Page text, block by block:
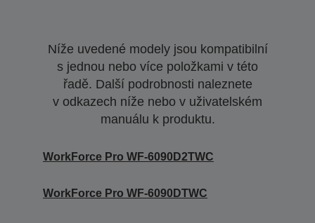
Níže uvedené modely jsou kompatibilní
s jednou nebo více položkami v této
řadě. Další podrobnosti naleznete
v odkazech níže nebo v uživatelském
manuálu k produktu.
WorkForce Pro WF-6090D2TWC
WorkForce Pro WF-6090DTWC